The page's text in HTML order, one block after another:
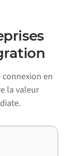
en
la valeur